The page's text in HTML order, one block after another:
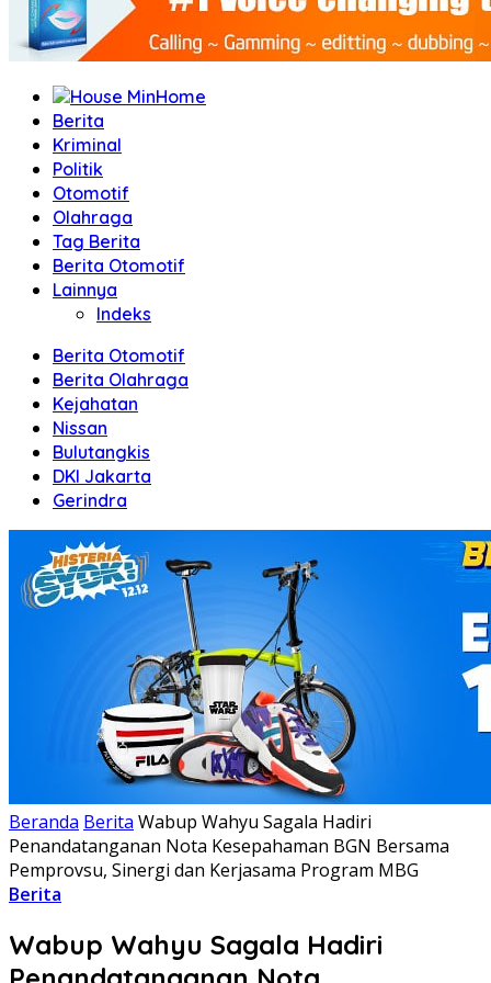
Home
Berita
Kriminal
Politik
Otomotif
Olahraga
Tag Berita
Berita Otomotif
Lainnya
Indeks
Berita Otomotif
Berita Olahraga
Kejahatan
Nissan
Bulutangkis
DKI Jakarta
Gerindra
Beranda Berita Wabup Wahyu Sagala Hadiri
Penandatanganan Nota Kesepahaman BGN Bersama
Pemprovsu, Sinergi dan Kerjasama Program MBG
Berita
Wabup Wahyu Sagala Hadiri